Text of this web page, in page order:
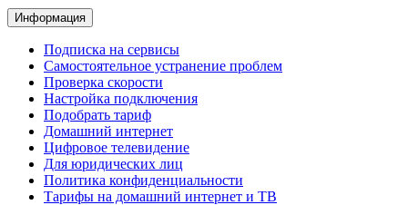
Информация
Подписка на сервисы
Самостоятельное устранение проблем
Проверка скорости
Настройка подключения
Подобрать тариф
Домашний интернет
Цифровое телевидение
Для юридических лиц
Политика конфиденциальности
Тарифы на домашний интернет и ТВ